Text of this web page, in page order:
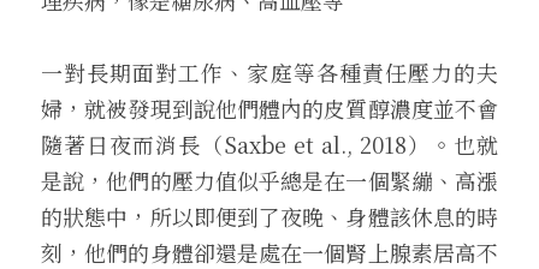
一對長期面對工作、家庭等各種責任壓力的夫
婦，就被發現到說他們體內的皮質醇濃度並不會
隨著日夜而消長（Saxbe et al., 2018）。也就
是說，他們的壓力值似乎總是在一個緊繃、高漲
的狀態中，所以即便到了夜晚、身體該休息的時
刻，他們的身體卻還是處在一個腎上腺素居高不